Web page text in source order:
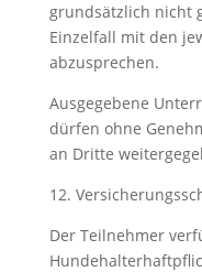
grundsätzlich nicht
Einzelfall mit den
abzusprechen.
Ausgegebene
dürfen ohne
an Dritte
12.
Der Teilnehmer